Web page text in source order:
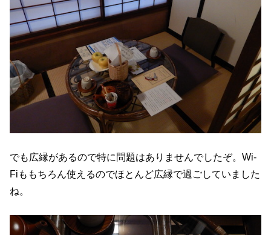
でも広縁があるので特に問題はありませんでしたぞ。Wi-
Fiももちろん使えるのでほとんど広縁で過ごしていました
ね。